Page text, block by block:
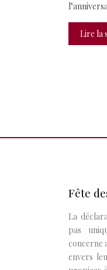
Lire la
Fête
La
pas
concerne
envers